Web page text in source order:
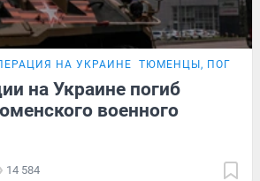
НА УКРАИНЕ ТЮМЕНЦЫ,
на Украине погиб
военного
14 584